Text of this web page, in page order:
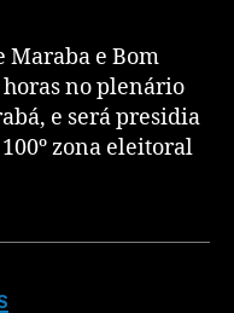
Maraba e Bom
horas no plenário
e será presidia
zona eleitoral